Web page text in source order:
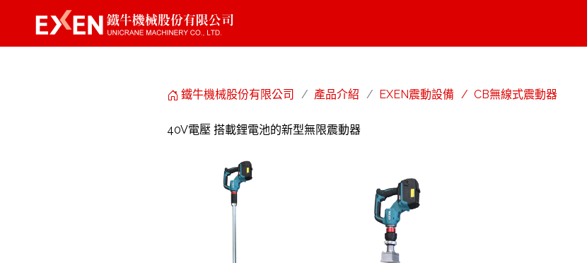
鐵牛機械股份有限公司 產品介紹 EXEN震動設備 CB無線式震動器
40V電壓 搭載鋰電池的新型無限震動器